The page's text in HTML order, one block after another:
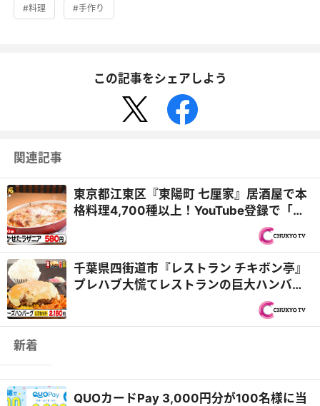
#料理 #手作り
この記事をシェアしよう
関連記事
東京都江東区『東陽町 七厘家』居酒屋で本
格料理4,700種以上！YouTube登録で「料
千葉県四街道市『レストラン チキボン亭』
プレハブ大慌てレストランの巨大ハンバー
新着
QUOカードPay 3,000円分が100名様に当